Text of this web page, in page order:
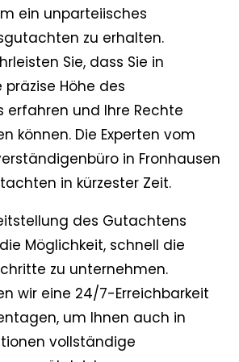
ein unparteiisches
zu erhalten.
Sie, dass Sie in
präzise Höhe des
erfahren und Ihre Rechte
können. Die Experten vom
in Fronhausen
in kürzester Zeit.
des Gutachtens
Möglichkeit, schnell die
zu unternehmen.
wir eine 24/7-Erreichbarkeit
um Ihnen auch in
vollständige